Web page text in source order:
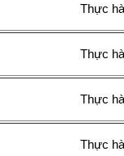
Thực
Thực
Thực
Thực